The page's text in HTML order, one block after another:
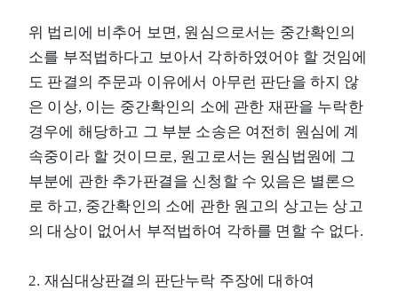
위 법리에 비추어 보면, 원심으로서는 중간확인의
소를 부적법하다고 보아서 각하하였어야 할 것임에
도 판결의 주문과 이유에서 아무런 판단을 하지 않
은 이상, 이는 중간확인의 소에 관한 재판을 누락한
경우에 해당하고 그 부분 소송은 여전히 원심에 계
속중이라 할 것이므로, 원고로서는 원심법원에 그
부분에 관한 추가판결을 신청할 수 있음은 별론으
로 하고, 중간확인의 소에 관한 원고의 상고는 상고
의 대상이 없어서 부적법하여 각하를 면할 수 없다.
2. 재심대상판결의 판단누락 주장에 대하여